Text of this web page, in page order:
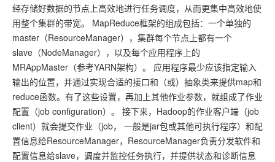
经存储好数据的节点上高效地进行任务调度，从而更集中高效地使
用整个集群的带宽。 MapReduce框架的组成包括：一个单独的
master（ResourceManager），集群每个节点上都有一个
slave（NodeManager），以及每个应用程序上的
MRAppMaster（参考YARN架构）。 应用程序最少应该指定输入
输出的位置，并通过实现合适的接口和（或）抽象类来提供map和
reduce函数。有了这些设置，再加上其他作业参数，就组成了作业
配置（job configuration）。 接下来，Hadoop的作业客户端（job
client）就会提交作业（job， 一般是jar包或其他可执行程序）和配
置信息给ResourceManager，ResourceManager负责分发软件和
配置信息给slave，调度并监控任务执行，并提供状态和诊断信息